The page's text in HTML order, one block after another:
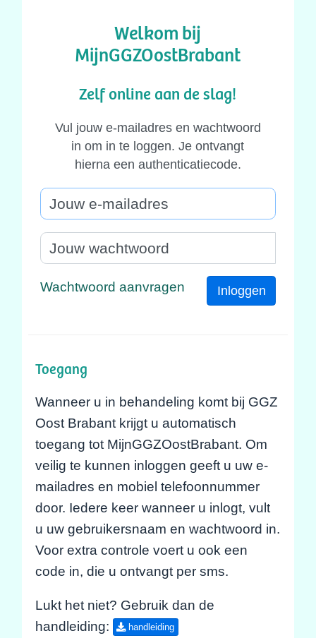
Welkom bij
MijnGGZOostBrabant
Zelf online aan de slag!
Vul jouw e-mailadres en wachtwoord
in om in te loggen. Je ontvangt
hierna een authenticatiecode.
Wachtwoord aanvragen Inloggen
Toegang
Wanneer u in behandeling komt bij GGZ
Oost Brabant krijgt u automatisch
toegang tot MijnGGZOostBrabant. Om
veilig te kunnen inloggen geeft u uw e-
mailadres en mobiel telefoonnummer
door. Iedere keer wanneer u inlogt, vult
u uw gebruikersnaam en wachtwoord in.
Voor extra controle voert u ook een
code in, die u ontvangt per sms.
Lukt het niet? Gebruik dan de
handleiding:
handleiding